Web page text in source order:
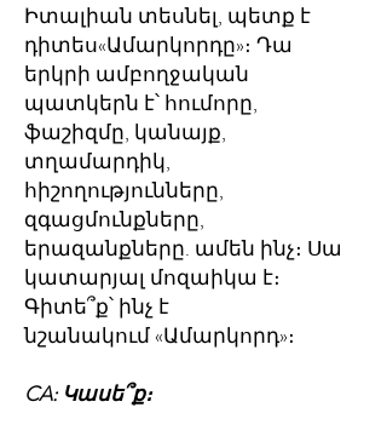
Իտալիան տեսնել, պետք է
դիտես«Ամարկորդը»։ Դա
երկրի ամբողջական
պատկերն է՝ հումորը,
ֆաշիզմը, կանայք,
տղամարդիկ,
հիշողությունները,
զգացմունքները,
երազանքները. ամեն ինչ։ Սա
կատարյալ մոզաիկա է։
Գիտե՞ք՝ ինչ է
նշանակում «Ամարկորդ»։
CA: Կասե՞ք։